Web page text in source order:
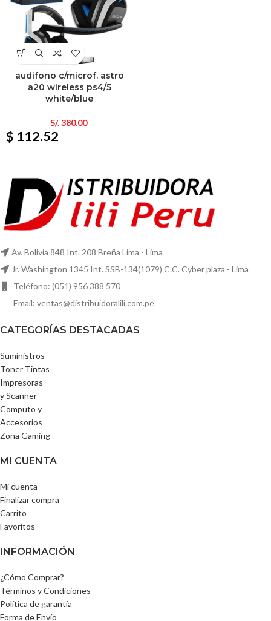
audifono c/microf. astro
a20 wireless ps4/5
white/blue
S/.380.00
$ 112.52
Av. Bolivia 848 Int. 208 Breña Lima - Lima
Jr. Washington 1345 Int. SSB-134(1079) C.C. Cyber plaza - Lima
Teléfono: (051) 956 388 570
Email: ventas@distribuidoralili.com.pe
CATEGORÍAS DESTACADAS
Suministros
Toner Tintas
Impresoras
y Scanner
Computo y
Accesorios
Zona Gaming
MI CUENTA
Mi cuenta
Finalizar compra
Carrito
Favoritos
INFORMACIÓN
¿Cómo Comprar?
Términos y Condiciones
Política de garantía
Forma de Envío